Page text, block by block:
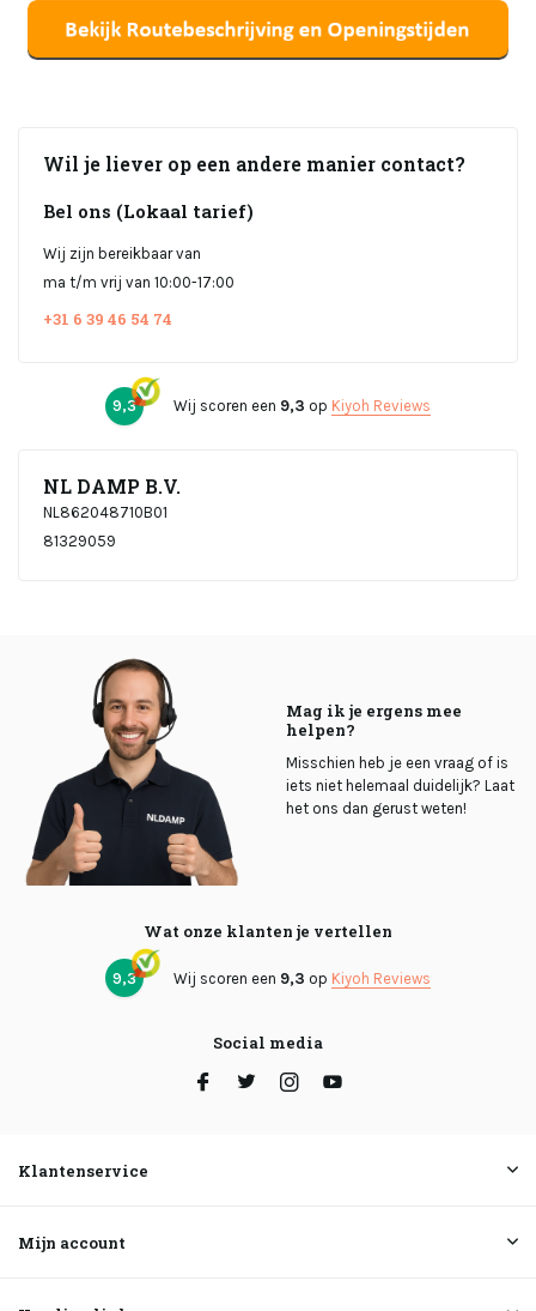
Wil je liever op een andere manier contact?
Bel ons (Lokaal tarief)
Wij zijn bereikbaar van
ma t/m vrij van 10:00-17:00
+31 6 39 46 54 74
9,3 Wij scoren een 9,3 op Kiyoh Reviews
NL DAMP B.V.
NL862048710B01
81329059
Mag ik je ergens mee
helpen?
Misschien heb je een vraag of is
iets niet helemaal duidelijk? Laat
het ons dan gerust weten!
Wat onze klanten je vertellen
9,3 Wij scoren een 9,3 op Kiyoh Reviews
Social media
Klantenservice
Mijn account